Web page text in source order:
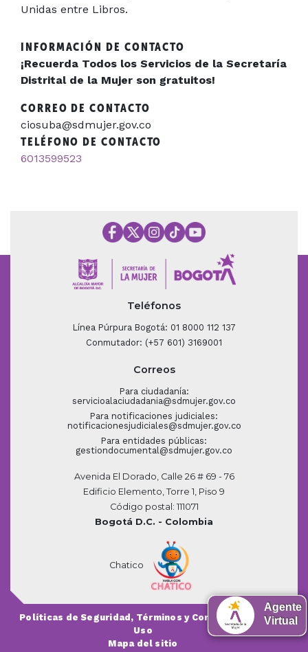
Unidas entre Libros.
INFORMACIÓN DE CONTACTO
¡Recuerda Todos los Servicios de la Secretaría
Distrital de la Mujer son gratuitos!
CORREO DE CONTACTO
ciosuba@sdmujer.gov.co
TELÉFONO DE CONTACTO
6013599523
Teléfonos
Línea Púrpura Bogotá: 01 8000 112 137
Conmutador: (+57 601) 3169001
Correos
Para ciudadanía:
servicioalaciudadania@sdmujer.gov.co
Para notificaciones judiciales:
notificacionesjudiciales@sdmujer.gov.co
Para entidades públicas:
gestiondocumental@sdmujer.gov.co
Avenida El Dorado, Calle 26 # 69 - 76
Edificio Elemento, Torre 1, Piso 9
Código postal: 111071
Bogotá D.C. - Colombia
Chatico
Políticas de Seguridad, Términos y Condiciones de
Uso
Mapa del sitio
Agente
Virtual